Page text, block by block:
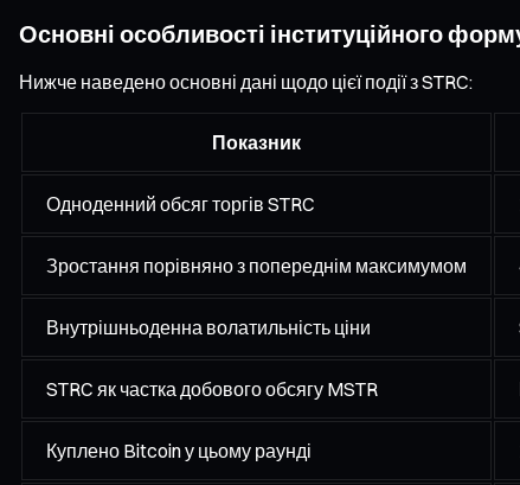
Основні особливості інституційного
Нижче наведено основні дані щодо цієї події з STRC:
Показник
Одноденний обсяг торгів STRC
Зростання порівняно з попереднім максимумом
Внутрішньоденна волатильність ціни
STRC як частка добового обсягу MSTR
Куплено Bitcoin у цьому раунді